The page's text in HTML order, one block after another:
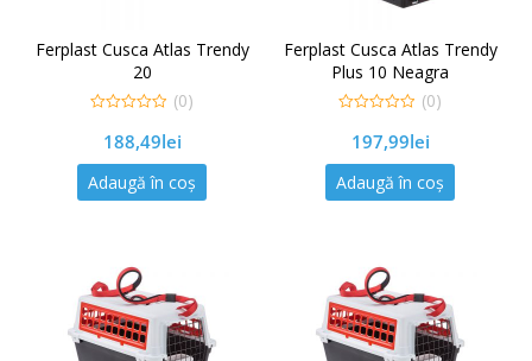
Ferplast Cusca Atlas Trendy
20
out
5
(0)
188,49lei
Adaugă în coș
Ferplast Cusca Atlas Trendy
Plus 10 Neagra
out
5
(0)
197,99lei
Adaugă în coș